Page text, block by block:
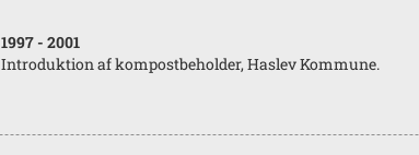
1997 - 2001
Introduktion af kompostbeholder, Haslev Kommune.